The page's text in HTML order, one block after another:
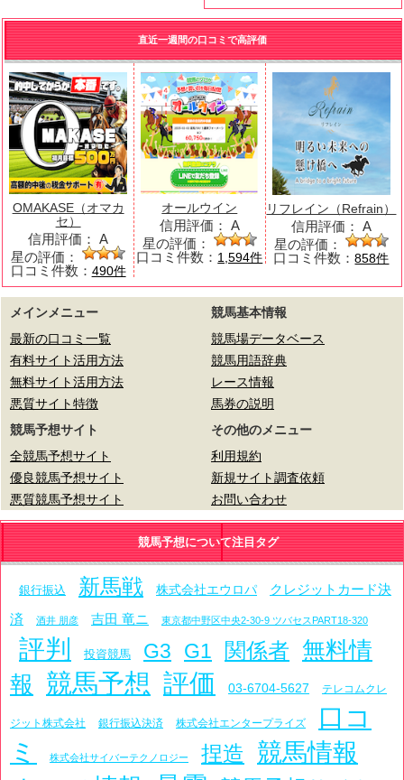
直近一週間の口コミで高評価
OMAKASE（オマカ
セ）
信用評価： A
星の評価：
口コミ件数： 490件
オールウイン
信用評価： A
星の評価：
口コミ件数： 1,594件
リフレイン（Refrain）
信用評価： A
星の評価：
口コミ件数：858件
メインメニュー
最新の口コミ一覧
有料サイト活用方法
無料サイト活用方法
悪質サイト特徴
競馬基本情報
競馬場データベース
競馬用語辞典
レース情報
馬券の説明
競馬予想サイト
全競馬予想サイト
優良競馬予想サイト
悪質競馬予想サイト
その他のメニュー
利用規約
新規サイト調査依頼
お問い合わせ
競馬予想について注目タグ
銀行振込 新馬戦 株式会社エウロパ
クレジットカード決
済
酒井 朋彦 吉田 竜ニ 東京都中野区中央2-30-9 ツバセスPART18-320
評判 投資競馬 G3 G1 関係者 無料情
報 競馬予想 評価 03-6704-5627 テレコムクレ
ジット株式会社 銀行振込決済 株式会社エンタープライズ
口コ
ミ
株式会社サイバーテクノロジー 捏造
競馬情報